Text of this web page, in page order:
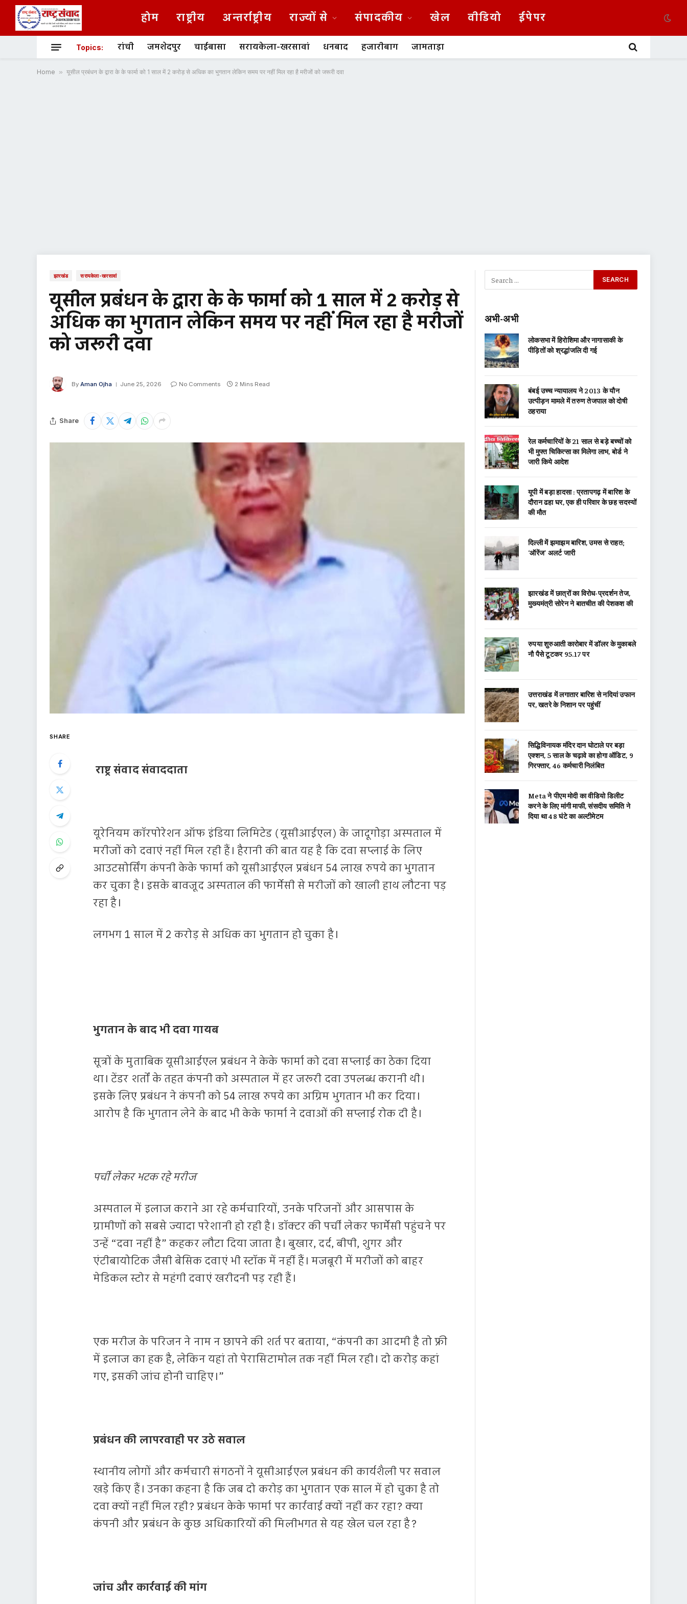
होम राष्ट्रीय अन्तर्राष्ट्रीय राज्यों से संपादकीय खेल वीडियो ईपेपर
Topics: रांची जमशेदपुर चाईबासा सरायकेला-खरसावां धनबाद हजारीबाग जामताड़ा
Home » यूसील प्रबंधन के द्वारा के के फार्मा को 1 साल में 2 करोड़ से अधिक का भुगतान लेकिन समय पर नहीं मिल रहा है मरीजों को जरूरी दवा
झारखंड सरायकेला-खरसावां
यूसील प्रबंधन के द्वारा के के फार्मा को 1 साल में 2 करोड़ से
अधिक का भुगतान लेकिन समय पर नहीं मिल रहा है मरीजों
को जरूरी दवा
By Aman Ojha June 25, 2026 No Comments 2 Mins Read
Share
SHARE
राष्ट्र संवाद संवाददाता
यूरेनियम कॉरपोरेशन ऑफ इंडिया लिमिटेड (यूसीआईएल) के जादूगोड़ा अस्पताल में
मरीजों को दवाएं नहीं मिल रही हैं। हैरानी की बात यह है कि दवा सप्लाई के लिए
आउटसोर्सिंग कंपनी केके फार्मा को यूसीआईएल प्रबंधन 54 लाख रुपये का भुगतान
कर चुका है। इसके बावजूद अस्पताल की फार्मेसी से मरीजों को खाली हाथ लौटना पड़
रहा है।
लगभग 1 साल में 2 करोड़ से अधिक का भुगतान हो चुका है।
भुगतान के बाद भी दवा गायब
सूत्रों के मुताबिक यूसीआईएल प्रबंधन ने केके फार्मा को दवा सप्लाई का ठेका दिया
था। टेंडर शर्तों के तहत कंपनी को अस्पताल में हर जरूरी दवा उपलब्ध करानी थी।
इसके लिए प्रबंधन ने कंपनी को 54 लाख रुपये का अग्रिम भुगतान भी कर दिया।
आरोप है कि भुगतान लेने के बाद भी केके फार्मा ने दवाओं की सप्लाई रोक दी है।
पर्ची लेकर भटक रहे मरीज
अस्पताल में इलाज कराने आ रहे कर्मचारियों, उनके परिजनों और आसपास के
ग्रामीणों को सबसे ज्यादा परेशानी हो रही है। डॉक्टर की पर्ची लेकर फार्मेसी पहुंचने पर
उन्हें “दवा नहीं है” कहकर लौटा दिया जाता है। बुखार, दर्द, बीपी, शुगर और
एंटीबायोटिक जैसी बेसिक दवाएं भी स्टॉक में नहीं हैं। मजबूरी में मरीजों को बाहर
मेडिकल स्टोर से महंगी दवाएं खरीदनी पड़ रही हैं।
एक मरीज के परिजन ने नाम न छापने की शर्त पर बताया, “कंपनी का आदमी है तो फ्री
में इलाज का हक है, लेकिन यहां तो पेरासिटामोल तक नहीं मिल रही। दो करोड़ कहां
गए, इसकी जांच होनी चाहिए।”
प्रबंधन की लापरवाही पर उठे सवाल
स्थानीय लोगों और कर्मचारी संगठनों ने यूसीआईएल प्रबंधन की कार्यशैली पर सवाल
खड़े किए हैं। उनका कहना है कि जब दो करोड़ का भुगतान एक साल में हो चुका है तो
दवा क्यों नहीं मिल रही? प्रबंधन केके फार्मा पर कार्रवाई क्यों नहीं कर रहा? क्या
कंपनी और प्रबंधन के कुछ अधिकारियों की मिलीभगत से यह खेल चल रहा है?
जांच और कार्रवाई की मांग
अभी-अभी
लोकसभा में हिरोशिमा और नागासाकी के
पीड़ितों को श्रद्धांजलि दी गई
बंबई उच्च न्यायालय ने 2013 के यौन
उत्पीड़न मामले में तरुण तेजपाल को दोषी
ठहराया
रेल कर्मचारियों के 21 साल से बड़े बच्चों को
भी मुफ्त चिकित्सा का मिलेगा लाभ, बोर्ड ने
जारी किये आदेश
यूपी में बड़ा हादसा : प्रतापगढ़ में बारिश के
दौरान ढहा घर, एक ही परिवार के छह सदस्यों
की मौत
दिल्ली में झमाझम बारिश, उमस से राहत;
‘ऑरेंज’ अलर्ट जारी
झारखंड में छात्रों का विरोध-प्रदर्शन तेज,
मुख्यमंत्री सोरेन ने बातचीत की पेशकश की
रुपया शुरुआती कारोबार में डॉलर के मुकाबले
नौ पैसे टूटकर 95.17 पर
उत्तराखंड में लगातार बारिश से नदियां उफान
पर, खतरे के निशान पर पहुंचीं
सिद्धिविनायक मंदिर दान घोटाले पर बड़ा
एक्शन, 5 साल के चढ़ावे का होगा ऑडिट, 9
गिरफ्तार, 46 कर्मचारी निलंबित
Meta ने पीएम मोदी का वीडियो डिलीट
करने के लिए मांगी माफी, संसदीय समिति ने
दिया था 48 घंटे का अल्टीमेटम